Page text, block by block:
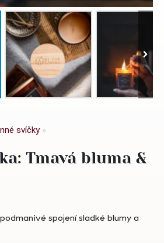
svíčky »
Tmavá bluma &
spojení sladké blumy a